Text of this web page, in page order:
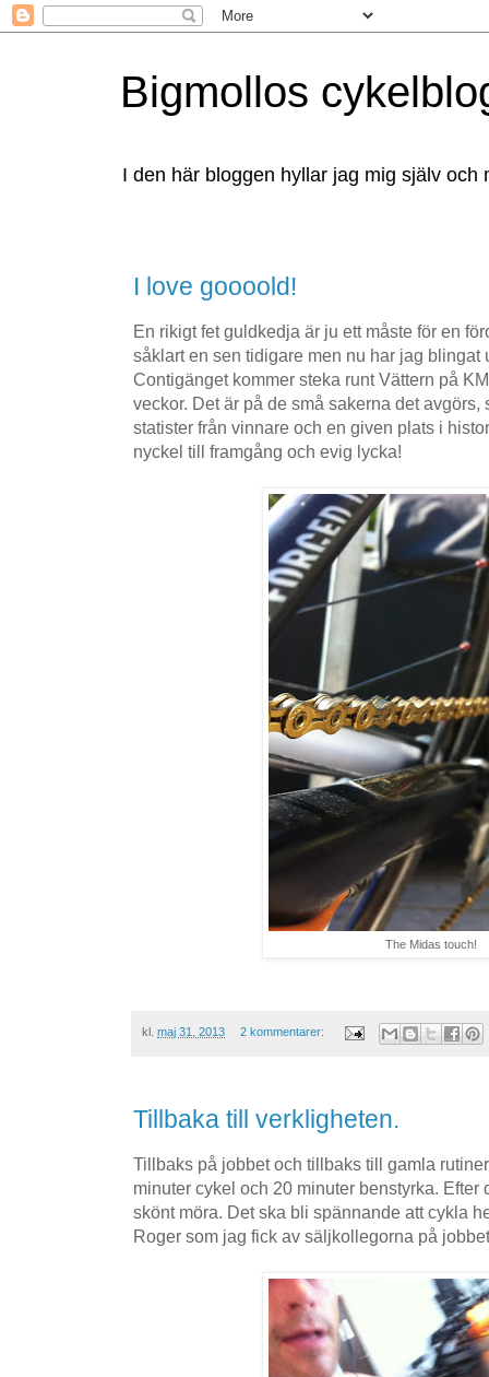
Bigmollos
I den här bloggen hyllar jag mig själv
I love goooold!
En rikigt fet guldkedja är ju ett måste för en
såklart en sen tidigare men nu har jag
Contigänget kommer steka runt Vättern på
veckor. Det är på de små sakerna det avgörs,
statister från vinnare och en given plats i
nyckel till framgång och evig lycka!
The Midas touch!
kl. maj 31, 2013 2 kommentarer:
Tillbaka till verkligheten.
Tillbaks på jobbet och tillbaks till gamla
minuter cykel och 20 minuter benstyrka.
skönt möra. Det ska bli spännande att cykla
Roger som jag fick av säljkollegorna på